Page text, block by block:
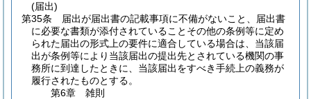
(届出)
第35条
届出が届出書の記載事項に不備がないこと、届出書
に必要な書類が添付されていることその他の条例等に定め
られた届出の形式上の要件に適合している場合は、当該届
出が条例等により当該届出の提出先とされている機関の事
務所に到達したときに、当該届出をすべき手続上の義務が
履行されたものとする。
第6章
雑則